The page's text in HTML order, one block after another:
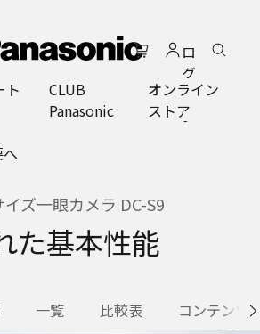
ロ
グ
イ
ン
ト
CLUB
Panasonic
オンライン
ストア
イズ一眼カメラ DC-S9
た基本性能
一覧 比較表 コンテンツ